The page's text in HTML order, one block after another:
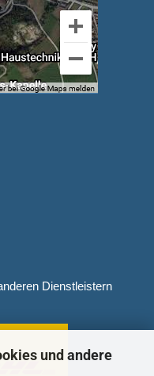
und andere
Dienstleistern